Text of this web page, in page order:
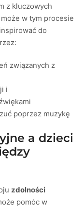
z kluczowych
w tym procesie
do
związanych z
i
poprzez muzykę
a dzieci
zdolności
pomóc w